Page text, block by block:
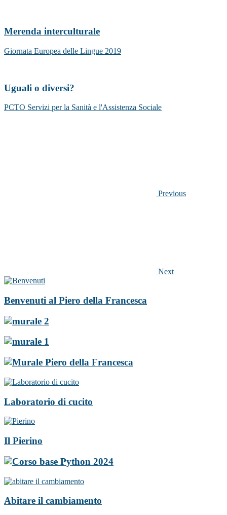
Merenda interculturale
Giornata Europea delle Lingue 2019
Uguali o diversi?
PCTO Servizi per la Sanità e l'Assistenza Sociale
Previous
Next
Benvenuti al Piero della Francesca
Laboratorio di cucito
Il Pierino
Abitare il cambiamento